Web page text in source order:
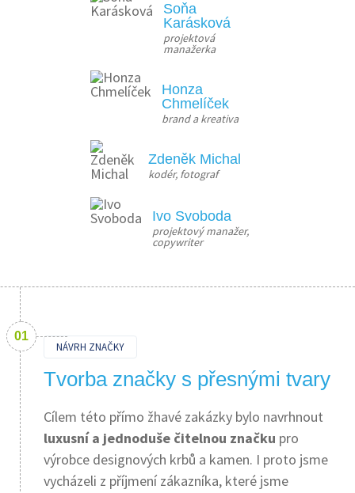
Soňa
Karásková
projektová
manažerka
Honza
Chmelíček
brand a kreativa
Zdeněk Michal
kodér, fotograf
Ivo Svoboda
projektový manažer,
copywriter
NÁVRH ZNAČKY
Tvorba značky s přesnými tvary
Cílem této přímo žhavé zakázky bylo navrhnout
luxusní a jednoduše čitelnou značku pro
výrobce designových krbů a kamen. I proto jsme
vycházeli z příjmení zákazníka, které jsme